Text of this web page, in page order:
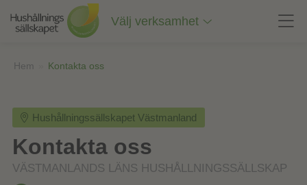
innehåll
Välj verksamhet
Hem Kontakta oss
Hushållningssällskapet Västmanland
Kontakta oss
VÄSTMANLANDS LÄNS HUSHÅLLNINGSSÄLLSKAP